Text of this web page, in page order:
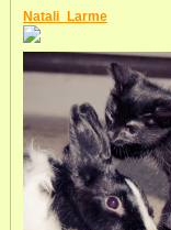
Natali_Larme